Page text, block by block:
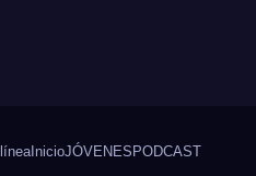
InicioJÓVENES PODCAST